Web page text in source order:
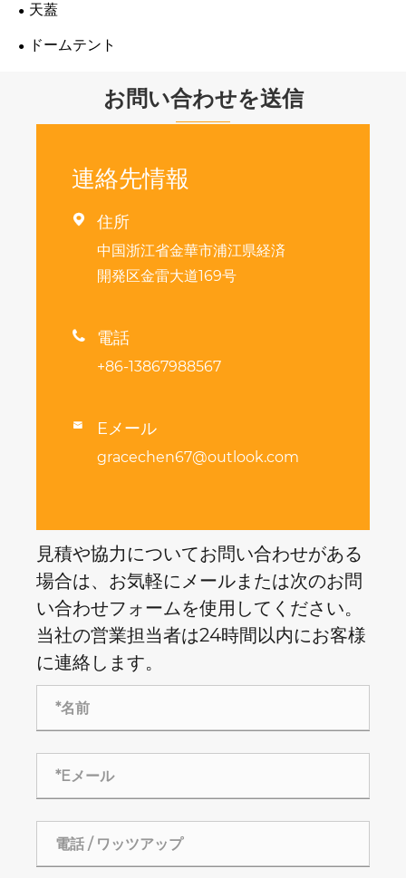
天蓋
ドームテント
お問い合わせを送信
連絡先情報
 住所
中国浙江省金華市浦江県経済
開発区金雷大道169号
 電話
+86-13867988567
 Eメール
gracechen67@outlook.com
見積や協力についてお問い合わせがある
場合は、お気軽にメールまたは次のお問
い合わせフォームを使用してください。
当社の営業担当者は24時間以内にお客様
に連絡します。